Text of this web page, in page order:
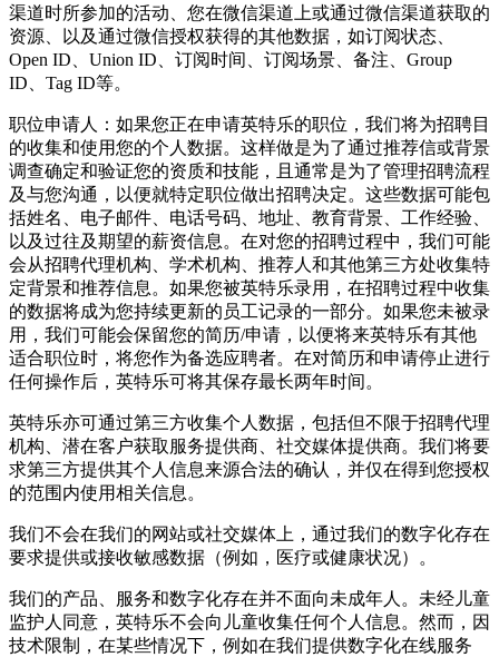
渠道时所参加的活动、您在微信渠道上或通过微信渠道获取的
资源、以及通过微信授权获得的其他数据，如订阅状态、
Open ID、Union ID、订阅时间、订阅场景、备注、Group
ID、Tag ID等。
职位申请人：如果您正在申请英特乐的职位，我们将为招聘目
的收集和使用您的个人数据。这样做是为了通过推荐信或背景
调查确定和验证您的资质和技能，且通常是为了管理招聘流程
及与您沟通，以便就特定职位做出招聘决定。这些数据可能包
括姓名、电子邮件、电话号码、地址、教育背景、工作经验、
以及过往及期望的薪资信息。在对您的招聘过程中，我们可能
会从招聘代理机构、学术机构、推荐人和其他第三方处收集特
定背景和推荐信息。如果您被英特乐录用，在招聘过程中收集
的数据将成为您持续更新的员工记录的一部分。如果您未被录
用，我们可能会保留您的简历/申请，以便将来英特乐有其他
适合职位时，将您作为备选应聘者。在对简历和申请停止进行
任何操作后，英特乐可将其保存最长两年时间。
英特乐亦可通过第三方收集个人数据，包括但不限于招聘代理
机构、潜在客户获取服务提供商、社交媒体提供商。我们将要
求第三方提供其个人信息来源合法的确认，并仅在得到您授权
的范围内使用相关信息。
我们不会在我们的网站或社交媒体上，通过我们的数字化存在
要求提供或接收敏感数据（例如，医疗或健康状况）。
我们的产品、服务和数字化存在并不面向未成年人。未经儿童
监护人同意，英特乐不会向儿童收集任何个人信息。然而，因
技术限制，在某些情况下，例如在我们提供数字化在线服务